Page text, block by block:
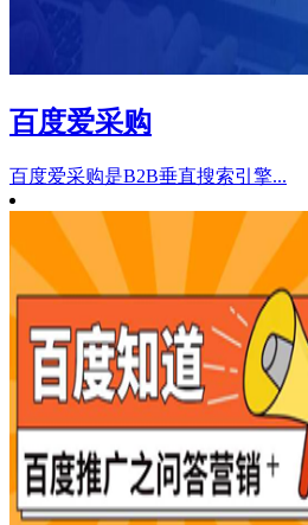
百度爱采购
百度爱采购是B2B垂直搜索引擎...